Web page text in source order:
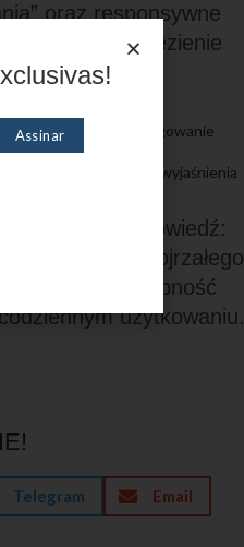
oraz responsywne
szybkie znalezienie
wyszukiwarka, tagowanie
sugerowane kroki do wyjaśnienia
graczy? Odpowiedź:
do dojrzałego
i dostępność
użytkowaniu.
Telegram Email